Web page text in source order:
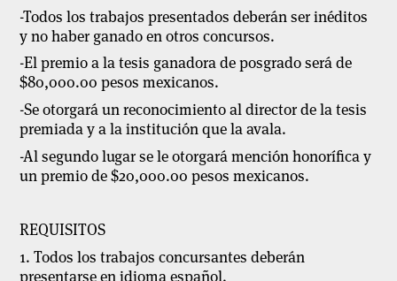
-Todos los trabajos presentados deberán ser inéditos
y no haber ganado en otros concursos.
-El premio a la tesis ganadora de posgrado será de
$80,000.00 pesos mexicanos.
-Se otorgará un reconocimiento al director de la tesis
premiada y a la institución que la avala.
-Al segundo lugar se le otorgará mención honorífica y
un premio de $20,000.00 pesos mexicanos.
REQUISITOS
1. Todos los trabajos concursantes deberán
presentarse en idioma español.